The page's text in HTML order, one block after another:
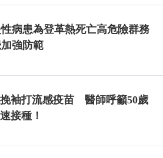
病患為登革熱死亡高危險群務
強防範
袖打流感疫苗 醫師呼籲50歲
接種！